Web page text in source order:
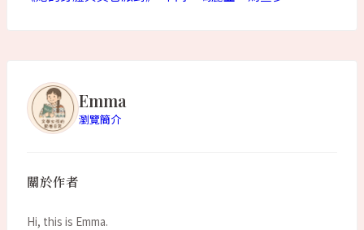
Emma
瀏覽簡介
關於作者
Hi, this is Emma.